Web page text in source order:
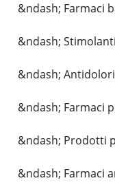
&ndash; Farmaci
&ndash; Stimolanti
&ndash;
&ndash; Farmaci
&ndash; Prodotti
&ndash; Farmaci